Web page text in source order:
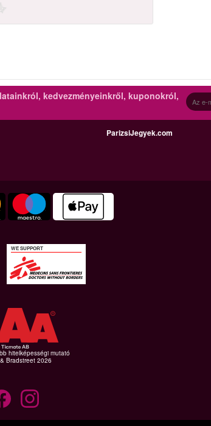
kedvezményeinkről, kuponokról,
ParizsiJegyek.com
WE SUPPORT
hitelképességi mutató
Bradstreet 2026